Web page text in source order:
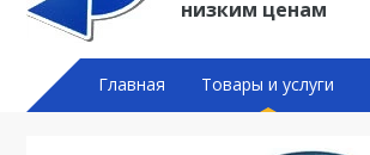
низким ценам
Главная Товары и услуги